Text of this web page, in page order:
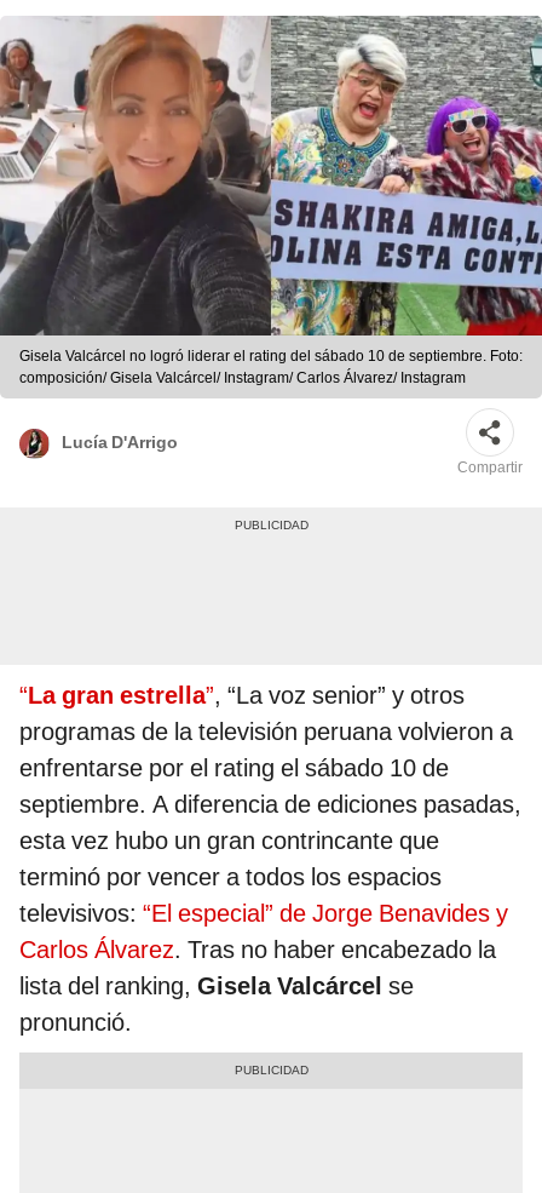
Gisela Valcárcel no logró liderar el rating del sábado 10 de septiembre. Foto:
composición/ Gisela Valcárcel/ Instagram/ Carlos Álvarez/ Instagram
Lucía D'Arrigo
Compartir
“La gran estrella”, “La voz senior” y otros
programas de la televisión peruana volvieron a
enfrentarse por el rating el sábado 10 de
septiembre. A diferencia de ediciones pasadas,
esta vez hubo un gran contrincante que
terminó por vencer a todos los espacios
televisivos: “El especial” de Jorge Benavides y
Carlos Álvarez. Tras no haber encabezado la
lista del ranking, Gisela Valcárcel se
pronunció.